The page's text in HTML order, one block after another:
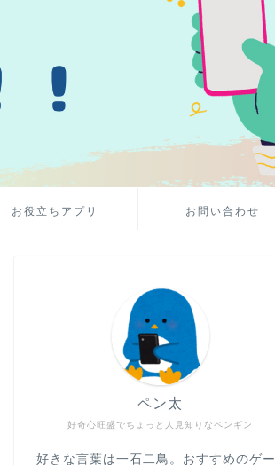
お役立ちアプリ お問い合わせ
好奇心旺盛でちょっと人見知りなペンギン
ペン太
好きな言葉は一石二鳥。おすすめのゲー